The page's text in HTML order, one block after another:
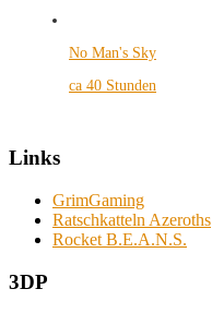
No Man's Sky
ca 40 Stunden
Links
GrimGaming
Ratschkatteln Azeroths
Rocket B.E.A.N.S.
3DP